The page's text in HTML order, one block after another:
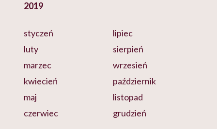
2019
styczeń
luty
marzec
kwiecień
maj
czerwiec
lipiec
sierpień
wrzesień
październik
listopad
grudzień